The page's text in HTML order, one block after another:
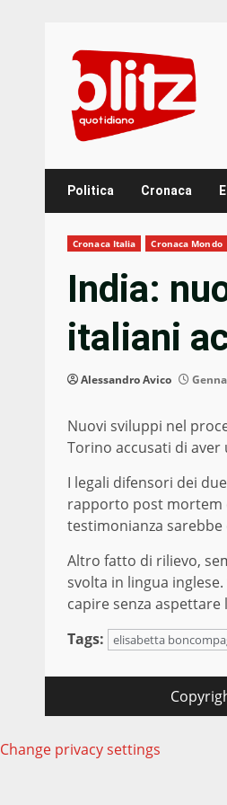
content
Politica Cronaca
Cronaca Italia Cronaca Mondo
India:
italiani
Alessandro Avico
Nuovi sviluppi nel
Torino accusati di aver
I legali difensori dei
rapporto post mortem
testimonianza
Altro fatto di rilievo,
svolta in lingua
capire senza
Tags:
elisabetta
Change privacy settings